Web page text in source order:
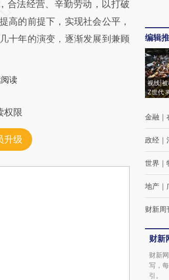
合法经营、辛勤劳动，以打破
高的前提下，实现社会公平，
十年的演变，逐渐发展到兼顾
读
权限
升级
编辑
视线|被
Z世代
金融 ｜
政经 ｜
世界 ｜
地产 ｜
财新周
财新
财新
写，
引。